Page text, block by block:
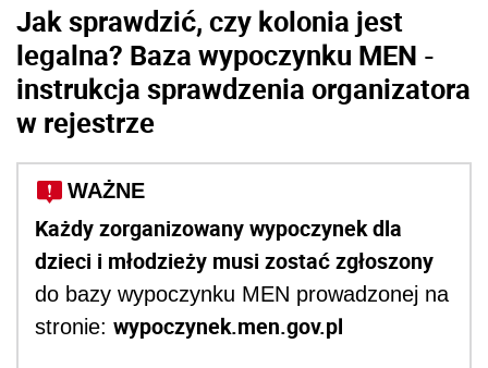
Jak sprawdzić, czy kolonia jest
legalna? Baza wypoczynku MEN -
instrukcja sprawdzenia organizatora
w rejestrze
WAŻNE
Każdy zorganizowany wypoczynek dla
dzieci i młodzieży musi zostać zgłoszony
do bazy wypoczynku MEN prowadzonej na
stronie: wypoczynek.men.gov.pl